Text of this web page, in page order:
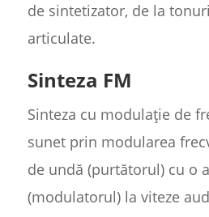
de sintetizator, de la
articulate.
Sinteza FM
Sinteza cu modulație de
sunet prin modularea
de undă (purtătorul) cu o
(modulatorul) la viteze